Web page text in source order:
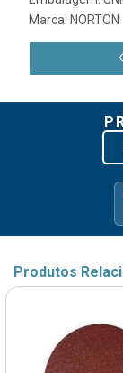
Marca: NORTON
Produtos